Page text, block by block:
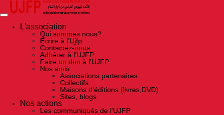
Skip
the
contentL'association
Qui sommes nous?
Ecrire à l’Ujfp
Contactez-nous
Adhérer à l’UJFP
Faire un don à l’UJFP
Nos amis
Associations partenaires
Collectifs
Maisons d’éditions (livres,DVD)
Sites, blogs
Nos actions
Les communiqués de l'UJFP